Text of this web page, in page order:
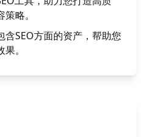
略。
SEO方面的资产，帮助您
。